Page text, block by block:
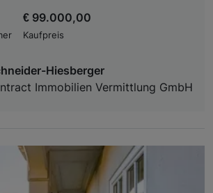
€ 99.000,00
Kaufpreis
Hiesberger
Immobilien Vermittlung GmbH